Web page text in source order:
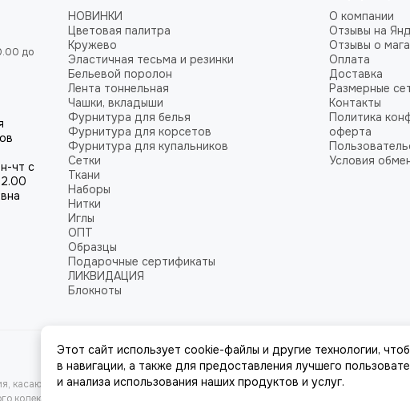
чт с
НОВИНКИ
Цветовая палитра
Кружево
Эластичная тесьма и резинки
Бельевой поролон
Лента тоннельная
Чашки, вкладыши
Фурнитура для белья
Фурнитура для корсетов
Фурнитура для купальников
Сетки
Ткани
Наборы
Нитки
Иглы
ОПТ
Образцы
Подарочные сертификаты
ЛИКВИДАЦИЯ
Блокноты
О компании
Отзывы на
Отзывы о
Оплата
Доставка
Размерные
Контакты
Политика
оферта
Условия
касающаяся характеристик, стоимости товаров и услуг, носит информационный
Этот сайт использует cookie-файлы и другие технологии,
в навигации, а также для предоставления лучшего
и анализа использования наших продуктов и услуг.